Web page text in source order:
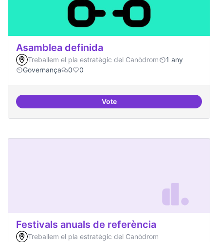
Asamblea definida
Treballem el pla estratègic del Canòdrom
1 any
Governança
0 0
VoteAsamblea definida
Festivals anuals de referència
Treballem el pla estratègic del Canòdrom